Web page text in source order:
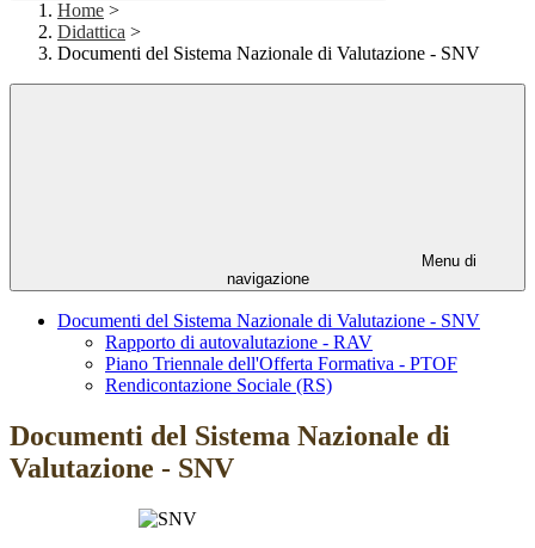
Home >
Didattica >
Documenti del Sistema Nazionale di Valutazione - SNV
Menu di
navigazione
Documenti del Sistema Nazionale di Valutazione - SNV
Rapporto di autovalutazione - RAV
Piano Triennale dell'Offerta Formativa - PTOF
Rendicontazione Sociale (RS)
Documenti del Sistema Nazionale di
Valutazione - SNV